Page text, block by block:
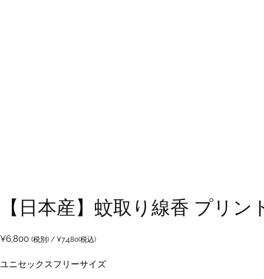
【日本産】蚊取り線香 プリ
¥6,800 (税別) / ¥7,480(税込)
ユニセックスフリーサイズ